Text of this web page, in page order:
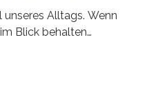
Alltags. Wenn
Blick behalten
helfen Ihnen, Ausgaben